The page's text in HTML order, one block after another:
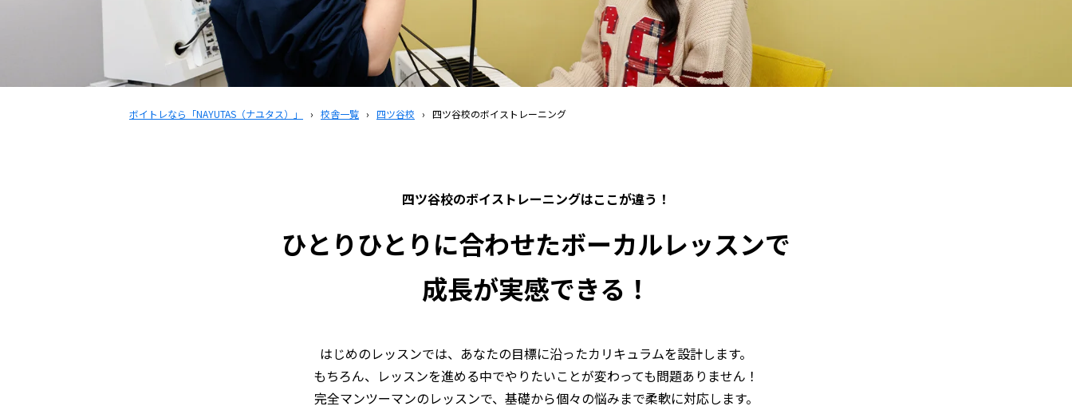
ボイトレなら「NAYUTAS（ナユタス）」 › 校舎一覧 › 四ツ谷校 › 四ツ谷校のボイストレーニング
四ツ谷校のボイストレーニングはここが違う！
ひとりひとりに合わせたボーカルレッスンで
成長が実感できる！
はじめのレッスンでは、あなたの目標に沿ったカリキュラムを設計します。
もちろん、レッスンを進める中でやりたいことが変わっても問題ありません！
完全マンツーマンのレッスンで、基礎から個々の悩みまで柔軟に対応します。